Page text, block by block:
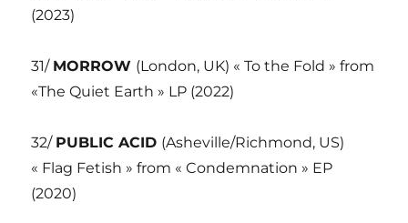
(2023)
31/ MORROW (London, UK) « To the Fold » from
«The Quiet Earth » LP (2022)
32/ PUBLIC ACID (Asheville/Richmond, US)
« Flag Fetish » from « Condemnation » EP
(2020)